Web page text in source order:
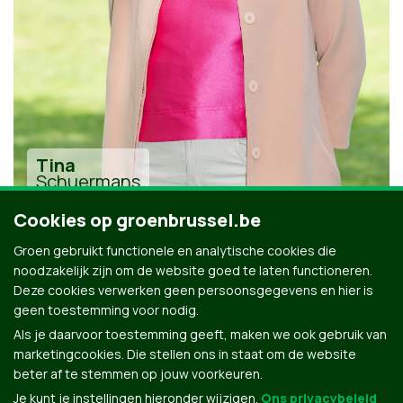
Tina
Schuermans
Alle kandidaten uit Anderlecht
Cookies op groenbrussel.be
Groen gebruikt functionele en analytische cookies die
noodzakelijk zijn om de website goed te laten functioneren.
Deze cookies verwerken geen persoonsgegevens en hier is
geen toestemming voor nodig.
Als je daarvoor toestemming geeft, maken we ook gebruik van
marketingcookies. Die stellen ons in staat om de website
beter af te stemmen op jouw voorkeuren.
Je kunt je instellingen hieronder wijzigen. Ons privacybeleid